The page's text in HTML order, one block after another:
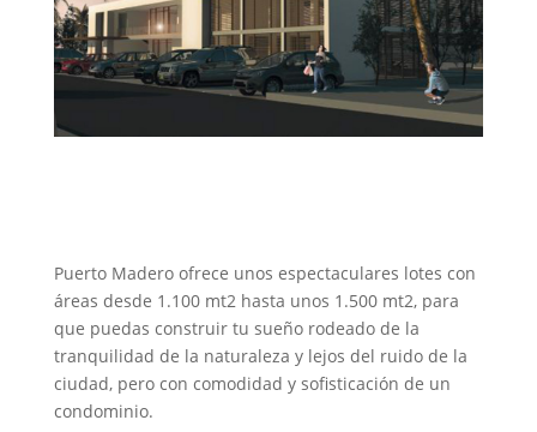
Puerto Madero ofrece unos espectaculares lotes con
áreas desde 1.100 mt2 hasta unos 1.500 mt2, para
que puedas construir tu sueño rodeado de la
tranquilidad de la naturaleza y lejos del ruido de la
ciudad, pero con comodidad y sofisticación de un
condominio.